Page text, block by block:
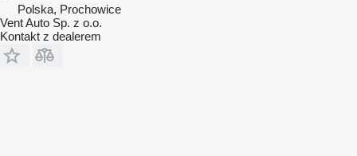
Polska, Prochowice
Vent Auto Sp. z o.o.
Kontakt z dealerem